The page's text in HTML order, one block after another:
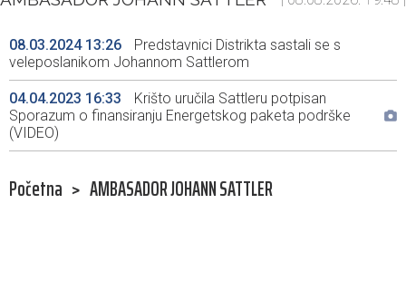
08.03.2024 13:26
Predstavnici Distrikta sastali se s
veleposlanikom Johannom Sattlerom
04.04.2023 16:33
Krišto uručila Sattleru potpisan
Sporazum o finansiranju Energetskog paketa podrške
(VIDEO)
Početna > AMBASADOR JOHANN SATTLER